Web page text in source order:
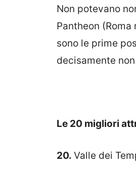
Non potevano
Pantheon
sono le prime
decisamente
Le 20 migliori
20. Valle dei